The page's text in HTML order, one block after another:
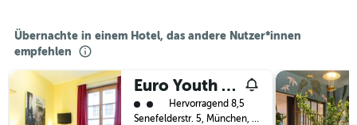
Übernachte in einem Hotel, das andere Nutzer*innen
empfehlen
Euro Youth Hotel
Bewertungskategorie 2
Hervorragend 8,5
Senefelderstr. 5, München, Bayern, Deutschland